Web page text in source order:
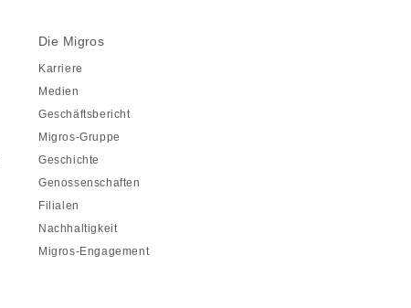
Die Migros
Karriere
Medien
Geschäftsbericht
Migros-Gruppe
Geschichte
Genossenschaften
Filialen
Nachhaltigkeit
Migros-Engagement